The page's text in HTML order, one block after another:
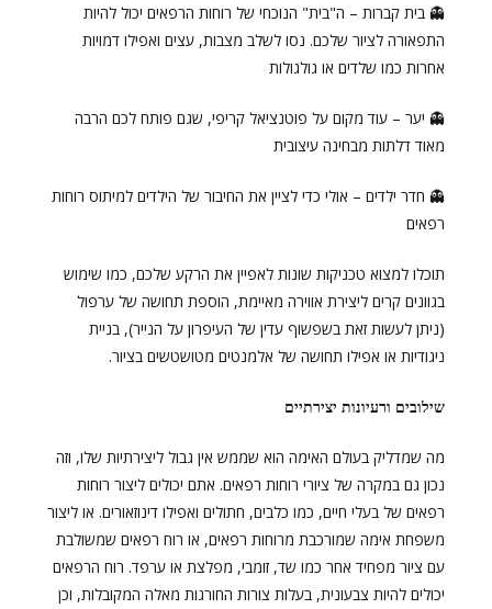
👻 בית קברות – ה"בית" הנוכחי של רוחות הרפאים יכול להיות
התפאורה לציור שלכם. נסו לשלב מצבות, עצים ואפילו דמויות
אחרות כמו שלדים או גולגולות
👻 יער – עוד מקום על פוטנציאל קריפי, שגם פותח לכם הרבה
מאוד דלתות מבחינה עיצובית
👻 חדר ילדים – אולי כדי לציין את החיבור של הילדים למיתוס רוחות
רפאים
תוכלו למצוא טכניקות שונות לאפיין את הרקע שלכם, כמו שימוש
בגוונים קרים ליצירת אווירה מאיימת, הוספת תחושה של ערפול
(ניתן לעשות זאת בשפשוף עדין של העיפרון על הנייר), בניית
ניגודיות או אפילו תחושה של אלמנטים מטושטשים בציור.
שילובים ורעיונות יצירתיים
מה שמדליק בעולם האימה הוא שממש אין גבול ליצירתיות שלו, וזה
נכון גם במקרה של ציורי רוחות רפאים. אתם יכולים ליצור רוחות
רפאים של בעלי חיים, כמו כלבים, חתולים ואפילו דינוזאורים. או ליצור
משפחת אימה שמורכבת מרוחות רפאים, או רוח רפאים שמשולבת
עם ציור מפחיד אחר כמו שד, זומבי, מפלצת או ערפד. רוח הרפאים
יכולים להיות צבעונית, בעלות צורות החורגות מאלה המקובלות, וכן